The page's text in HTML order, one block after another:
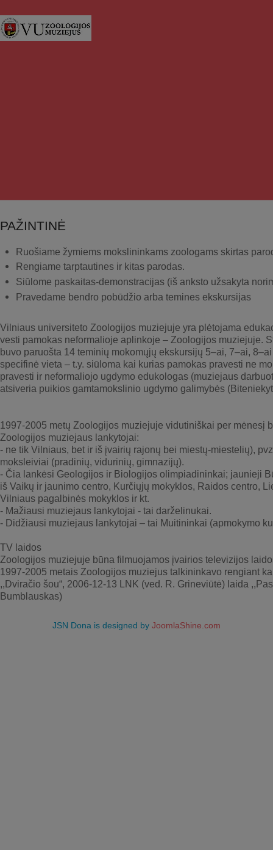
PAŽINTINĖ
Ruošiame žymiems mokslininkams zoologams skirtas
Rengiame tarptautines ir kitas parodas.
Siūlome paskaitas-demonstracijas (iš anksto užsakyta
Pravedame bendro pobūdžio arba temines ekskursijas
Vilniaus universiteto Zoologijos muziejuje yra plėtojama
vesti pamokas neformalioje aplinkoje – Zoologijos muziejuje.
buvo paruošta 14 teminių mokomųjų ekskursijų 5–ai, 7–ai,
specifinė vieta – t.y. siūloma kai kurias pamokas pravesti ne
pravesti ir neformaliojo ugdymo edukologas (muziejaus
atsiveria puikios gamtamokslinio ugdymo galimybės
1997-2005 metų Zoologijos muziejuje vidutiniškai per mėnesį
Zoologijos muziejaus lankytojai:
- ne tik Vilniaus, bet ir iš įvairių rajonų bei miestų-miestelių),
moksleiviai (pradinių, vidurinių, gimnazijų).
- Čia lankėsi Geologijos ir Biologijos olimpiadininkai; jaunieji
iš Vaikų ir jaunimo centro, Kurčiųjų mokyklos, Raidos centro,
Vilniaus pagalbinės mokyklos ir kt.
- Mažiausi muziejaus lankytojai - tai darželinukai.
- Didžiausi muziejaus lankytojai – tai Muitininkai (apmokymo
TV laidos
Zoologijos muziejuje būna filmuojamos įvairios televizijos
1997-2005 metais Zoologijos muziejus talkininkavo rengiant
,,Dviračio šou“, 2006-12-13 LNK (ved. R. Grineviūtė) laida
Bumblauskas)
JSN Dona is designed by JoomlaShine.com